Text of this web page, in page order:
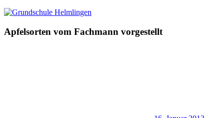
Apfelsorten vom Fachmann vorgestellt